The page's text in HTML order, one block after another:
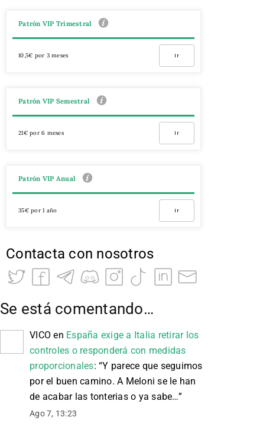
Patrón VIP Trimestral
10,5€ por 3 meses Ir
Patrón VIP Semestral
21€ por 6 meses Ir
Patrón VIP Anual
35€ por 1 año Ir
Contacta con nosotros
Se está comentando…
VICO en España exige a Italia retirar los
controles o responderá con medidas
proporcionales: “Y parece que seguimos
por el buen camino. A Meloni se le han
de acabar las tonterias o ya sabe…”
Ago 7, 13:23